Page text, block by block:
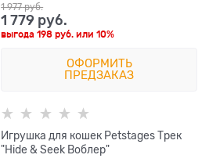
1 977 руб.
1 779 руб.
выгода198 руб. или10%
ОФОРМИТЬ
ПРЕДЗАКАЗ
Игрушка для кошек Petstages Трек
"Hide & Seek Воблер"